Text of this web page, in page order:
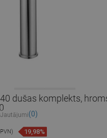
dušas komplekts,
Jautājumi(0)
19,98%